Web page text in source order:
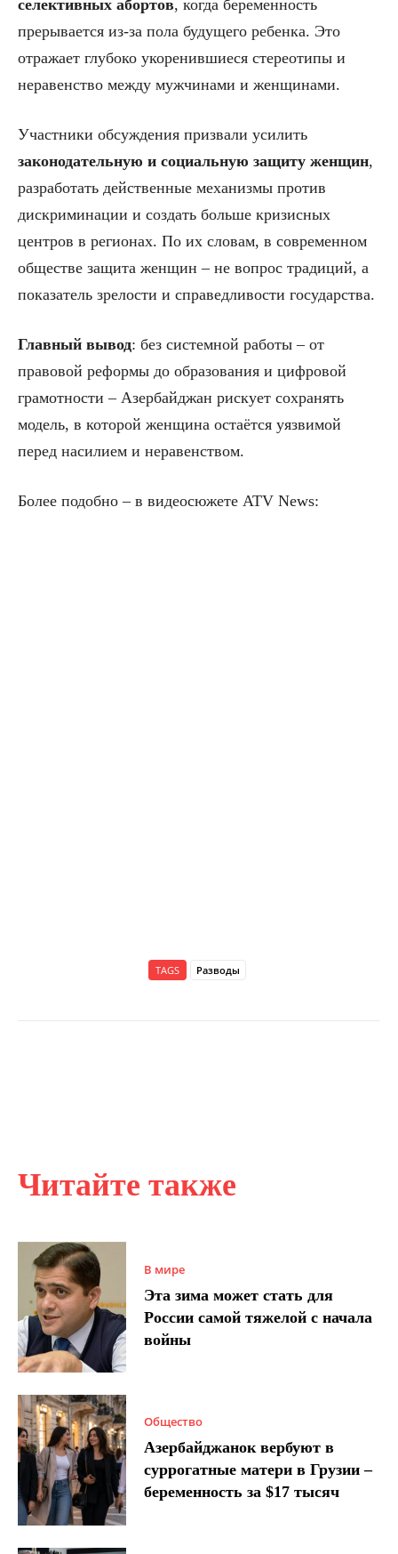
Читайте также
В мире
Эта зима может стать для
России самой тяжелой с начала
войны
Общество
Азербайджанок вербуют в
суррогатные матери в Грузии –
беременность за $17 тысяч
селективных абортов, когда беременность
прерывается из-за пола будущего ребенка. Это
отражает глубоко укоренившиеся стереотипы и
неравенство между мужчинами и женщинами.
Участники обсуждения призвали усилить
законодательную и социальную защиту женщин,
разработать действенные механизмы против
дискриминации и создать больше кризисных
центров в регионах. По их словам, в современном
обществе защита женщин – не вопрос традиций, а
показатель зрелости и справедливости государства.
Главный вывод: без системной работы – от
правовой реформы до образования и цифровой
грамотности – Азербайджан рискует сохранять
модель, в которой женщина остаётся уязвимой
перед насилием и неравенством.
Более подобно – в видеосюжете ATV News:
TAGS Разводы